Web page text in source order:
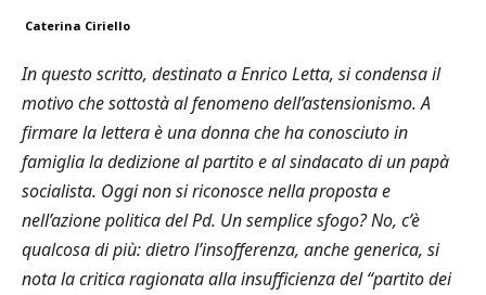
Caterina Ciriello
In questo scritto, destinato a Enrico Letta, si condensa il
motivo che sottostà al fenomeno dell’astensionismo. A
firmare la lettera è una donna che ha conosciuto in
famiglia la dedizione al partito e al sindacato di un papà
socialista. Oggi non si riconosce nella proposta e
nell’azione politica del Pd. Un semplice sfogo? No, c’è
qualcosa di più: dietro l’insofferenza, anche generica, si
nota la critica ragionata alla insufficienza del “partito dei